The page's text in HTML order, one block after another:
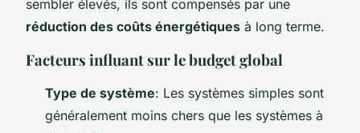
sembler élevés, ils sont compensés par une
réduction des coûts énergétiques à long terme.
Facteurs influant sur le budget global
Type de système: Les systèmes simples sont
généralement moins chers que les systèmes à